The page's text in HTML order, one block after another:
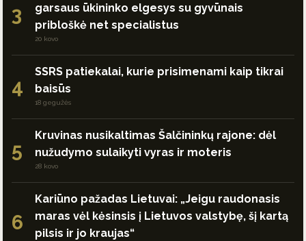
3
garsaus ūkininko elgesys su gyvūnais
pribloškė net specialistus
20 kovo
4
SSRS patiekalai, kurie prisimenami kaip tikrai
baisūs
18 gegužės
5
Kruvinas nusikaltimas Šalčininkų rajone: dėl
nužudymo sulaikyti vyras ir moteris
28 kovo
6
Kariūno pažadas Lietuvai: „Jeigu raudonasis
maras vėl kėsinsis į Lietuvos valstybę, šį kartą
pilsis ir jo kraujas“